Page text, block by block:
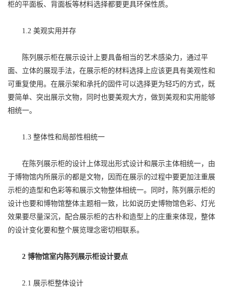
柜的平面板、背面板等材料选择都要更具环保性质。
1.2 美观实用并存
陈列展示柜在展示设计上要具备相当的艺术感染力，通过平
面、立体的展现手法，在展示柜的材料选择上应该更具有美观性和
可重复使用。在展示架和承托的固件可以选择更为轻巧的方式，既
要简单、突出展示文物，同时也要美观大方，做到美观和实用能够
相统一。
1.3 整体性和局部性相统一
在陈列展示柜的设计上体现出形式设计和展示主体相统一，由
于博物馆内所展示的都是文物，因而在展示的过程中要更加注重展
示柜的造型和色彩等和展示文物整体相统一。同时，陈列展示柜的
设计也要和博物馆整体主题相一致，比如说历史博物馆色彩、灯光
效果要尽量深沉，配合展示柜的古朴和造型上的庄重来体现，整体
的设计变化要和整个展览理念密切相联系。
2 博物馆室内陈列展示柜设计要点
2.1 展示柜整体设计